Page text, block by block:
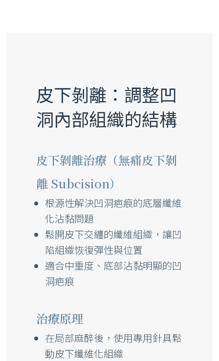
皮下剝離：調整凹
洞內部組織的結構
皮下剝離治療（無痛皮下剝
離 Subcision）
根源性解決凹洞疤痕的底層纖維
化沾黏問題
鬆開皮下交纏的纖維組織，讓凹
陷組織恢復彈性與位置
適合中重度、底部沾黏明顯的凹
洞疤痕
治療原理
在局部麻醉後，使用專用針具鬆
動皮下纖維化組織